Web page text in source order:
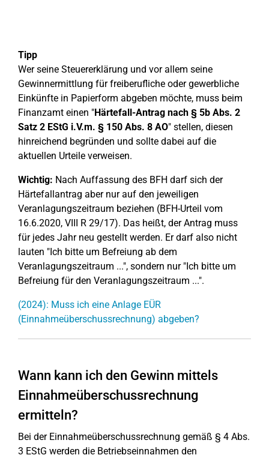
Tipp
Wer seine Steuererklärung und vor allem seine
Gewinnermittlung für freiberufliche oder gewerbliche
Einkünfte in Papierform abgeben möchte, muss beim
Finanzamt einen "Härtefall-Antrag nach § 5b Abs. 2
Satz 2 EStG i.V.m. § 150 Abs. 8 AO" stellen, diesen
hinreichend begründen und sollte dabei auf die
aktuellen Urteile verweisen.
Wichtig: Nach Auffassung des BFH darf sich der
Härtefallantrag aber nur auf den jeweiligen
Veranlagungszeitraum beziehen (BFH-Urteil vom
16.6.2020, VIII R 29/17). Das heißt, der Antrag muss
für jedes Jahr neu gestellt werden. Er darf also nicht
lauten "Ich bitte um Befreiung ab dem
Veranlagungszeitraum ...", sondern nur "Ich bitte um
Befreiung für den Veranlagungszeitraum ...".
(2024): Muss ich eine Anlage EÜR
(Einnahmeüberschussrechnung) abgeben?
Wann kann ich den Gewinn mittels
Einnahmeüberschussrechnung
ermitteln?
Bei der Einnahmeüberschussrechnung gemäß § 4 Abs.
3 EStG werden die Betriebseinnahmen den